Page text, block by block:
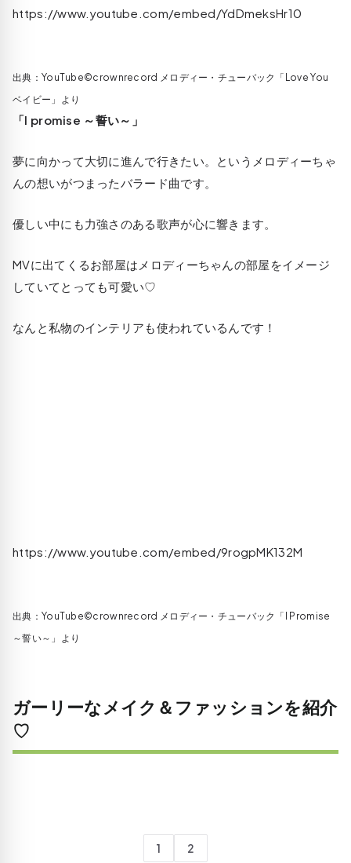
https://www.youtube.com/embed/YdDmeksHr10
出典：YouTube©crownrecord メロディー・チューバック「Love You
ベイビー」より
「I promise ～誓い～」
夢に向かって大切に進んで行きたい。というメロディーちゃ
んの想いがつまったバラード曲です。
優しい中にも力強さのある歌声が心に響きます。
MVに出てくるお部屋はメロディーちゃんの部屋をイメージ
していてとっても可愛い♡
なんと私物のインテリアも使われているんです！
https://www.youtube.com/embed/9rogpMK132M
出典：YouTube©crownrecord メロディー・チューバック「I Promise
～誓い～」より
ガーリーなメイク＆ファッションを紹介
♡
1 2